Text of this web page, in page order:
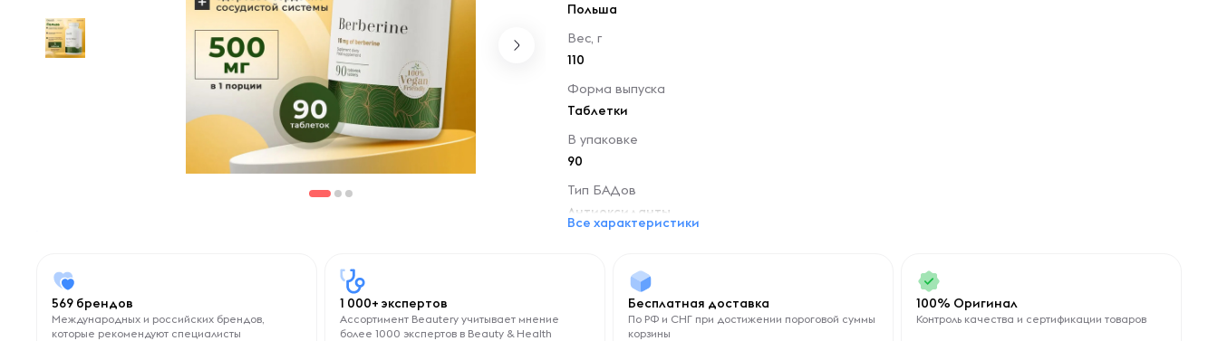
Польша
Вес, г
110
Форма выпуска
Таблетки
В упаковке
90
Тип БАДов
Антиоксиданты
Все характеристики
569 брендов
Международных и российских брендов,
которые рекомендуют специалисты
1 000+ экспертов
Ассортимент Beautery учитывает мнение
более 1000 экспертов в Beauty & Health
Бесплатная доставка
По РФ и СНГ при достижении пороговой суммы
корзины
100% Оригинал
Контроль качества и сертификации товаров